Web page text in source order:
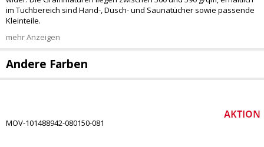
im Tuchbereich sind Hand-, Dusch- und Saunatücher sowie passende
Kleinteile.
mehr Anzeigen
Andere Farben
MOV-101488942-080150-081